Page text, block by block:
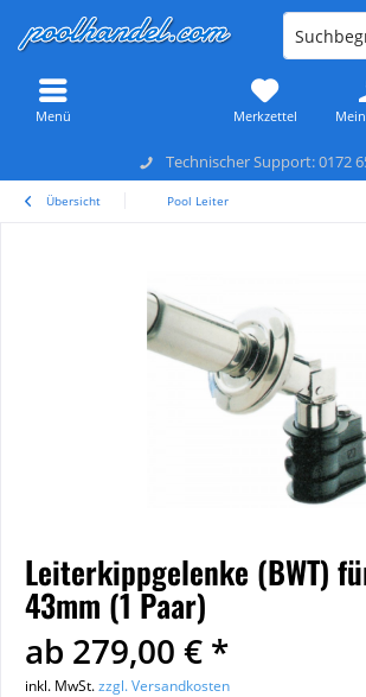
Technischer Support: 0172
Menü Merkzettel
Übersicht Pool Leiter
Leiterkippgelenke (BWT)
43mm (1 Paar)
ab 279,00 € *
inkl. MwSt.zzgl. Versandkosten